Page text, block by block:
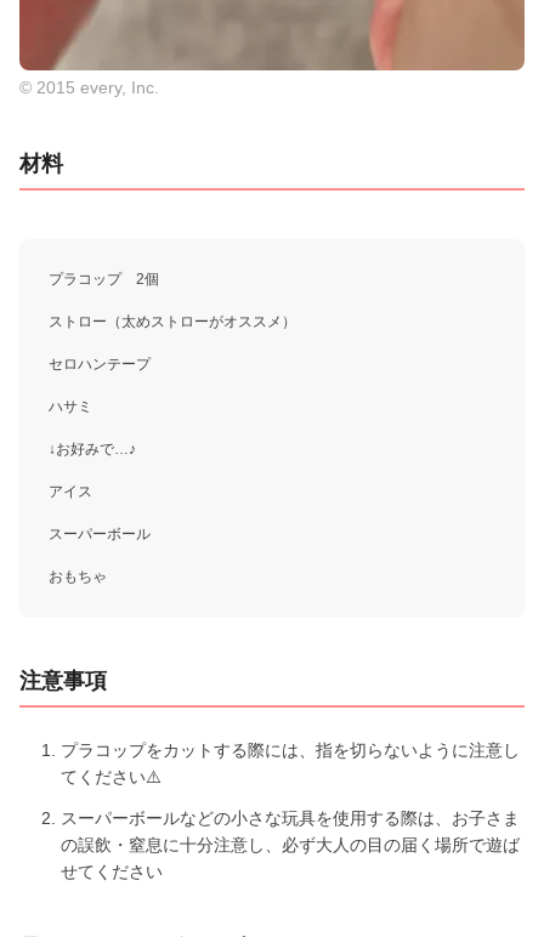
© 2015 every, Inc.
材料
プラコップ 2個
ストロー（太めストローがオススメ）
セロハンテープ
ハサミ
↓お好みで…♪
アイス
スーパーボール
おもちゃ
注意事項
プラコップをカットする際には、指を切らないように注意し
てください⚠️
スーパーボールなどの小さな玩具を使用する際は、お子さま
の誤飲・窒息に十分注意し、必ず大人の目の届く場所で遊ば
せてください